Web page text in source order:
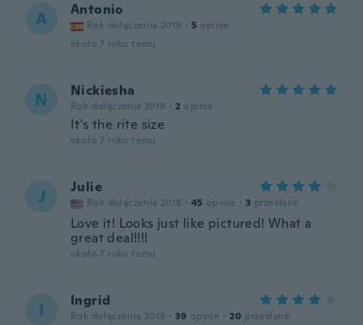
A Antonio
Rok dołączenia 2019 · 5 opinie
około 7 roku temu
N Nickiesha
Rok dołączenia 2019 · 2 opinie
It's the rite size
około 7 roku temu
J Julie
Rok dołączenia 2018 · 45 opinie · 3 przesłane
Love it! Looks just like pictured! What a
great deal!!!!
około 7 roku temu
I Ingrid
Rok dołączenia 2019 · 39 opinie · 20 przesłane